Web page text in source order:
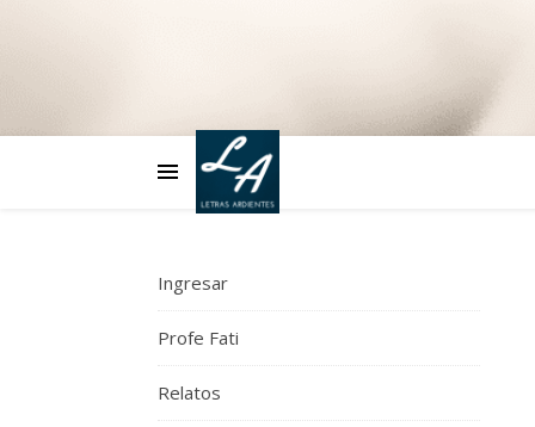
Ingresar
Profe Fati
Relatos